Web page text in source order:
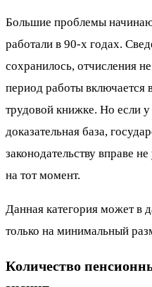
Большие проблемы
работали в 90-х годах.
сохранилось, отчисления
период работы включается
трудовой книжке. Но если у
доказательная база,
законодательству вправе
на тот момент.
Данная категория может в
только на минимальный
Количество